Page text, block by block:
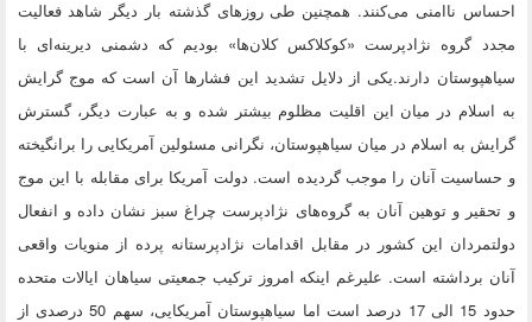
احساس ناامنی می‌کنند. همچنین طی روزهای گذشته بار دیگر شاهد فعالیت‌
مجدد گروه نژادپرست «کوکلاکس کلان‌ها» بودیم که دشمنی دیرینه‌ای با
سیاهپوستان دارند.یکی از دلایل تشدید این فشارها آن است که موج گرایش
به اسلام در میان این اقلیت مظلوم بیشتر شده و به عبارت دیگر، گسترش
گرایش به اسلام در میان سیاهپوستان، نگرانی مسئولین آمریکایی را برانگیخته
و حساسیت آنان را موجب گردیده است. دولت آمریکا برای مقابله با این موج
و تحقیر و توهین آنان به گروه‌های نژادپرست چراغ سبز نشان داده و انفعال
دولتمردان این کشور در مقابل اقدامات نژادپرستانه پرده از منویات واقعی
آنان برداشته است. علیرغم اینکه امروز ترکیب جمعیتی سیاهان ایالات متحده
حدود 15 الی 17 درصد است اما سیاهپوستان آمریکایی، سهم 50 درصدی از